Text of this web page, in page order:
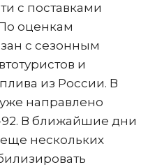
с поставками
оценкам
с сезонным
и
из России. В
направлено
92. В ближайшие дни
нескольких